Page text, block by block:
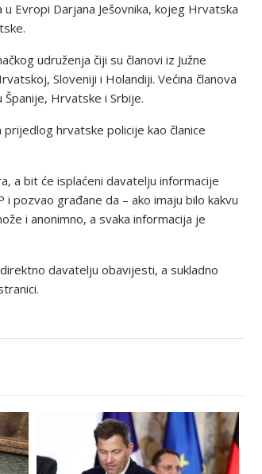
Evropi Darjana Ješovnika, kojeg Hrvatska
udruženja čiji su članovi iz Južne
Sloveniji i Holandiji. Većina članova
Španije, Hrvatske i Srbije.
hrvatske policije kao članice
a bit će isplaćeni davatelju informacije
pozvao građane da – ako imaju bilo kakvu
i anonimno, a svaka informacija je
davatelju obavijesti, a sukladno